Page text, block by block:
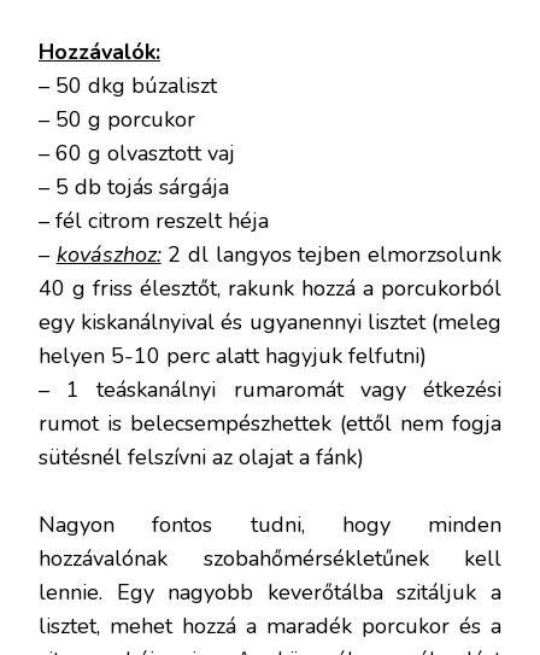
Hozzávalók:
– 50 dkg búzaliszt
– 50 g porcukor
– 60 g olvasztott vaj
– 5 db tojás sárgája
– fél citrom reszelt héja
– kovászhoz:2 dl langyos tejben elmorzsolunk
40 g friss élesztőt, rakunk hozzá a porcukorból
egy kiskanálnyival és ugyanennyi lisztet (meleg
helyen 5-10 perc alatt hagyjuk felfutni)
– 1 teáskanálnyi rumaromát vagy étkezési
rumot is belecsempészhettek (ettől nem fogja
sütésnél felszívni az olajat a fánk)
Nagyon fontos tudni, hogy minden
hozzávalónak szobahőmérsékletűnek kell
lennie. Egy nagyobb keverőtálba szitáljuk a
lisztet, mehet hozzá a maradék porcukor és a